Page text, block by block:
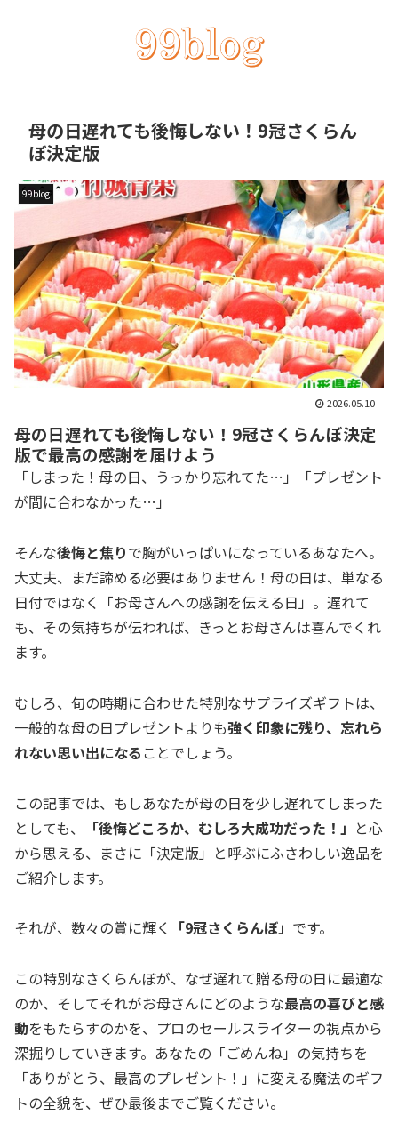
母の日遅れても後悔しない！9冠さくらん
ぼ決定版
99blog
2026.05.10
母の日遅れても後悔しない！9冠さくらんぼ決定
版で最高の感謝を届けよう
「しまった！母の日、うっかり忘れてた…」「プレゼント
が間に合わなかった…」
そんな後悔と焦りで胸がいっぱいになっているあなたへ。
大丈夫、まだ諦める必要はありません！母の日は、単なる
日付ではなく「お母さんへの感謝を伝える日」。遅れて
も、その気持ちが伝われば、きっとお母さんは喜んでくれ
ます。
むしろ、旬の時期に合わせた特別なサプライズギフトは、
一般的な母の日プレゼントよりも強く印象に残り、忘れら
れない思い出になる ことでしょう。
この記事では、もしあなたが母の日を少し遅れてしまった
としても、
「後悔どころか、むしろ大成功だった！」 と心
から思える、まさに「決定版」と呼ぶにふさわしい逸品を
ご紹介します。
それが、数々の賞に輝く 「9冠さくらんぼ」 です。
この特別なさくらんぼが、なぜ遅れて贈る母の日に最適な
のか、そしてそれがお母さんにどのような最高の喜びと感
動をもたらすのかを、プロのセールスライターの視点から
深掘りしていきます。あなたの「ごめんね」の気持ちを
「ありがとう、最高のプレゼント！」に変える魔法のギフ
トの全貌を、ぜひ最後までご覧ください。